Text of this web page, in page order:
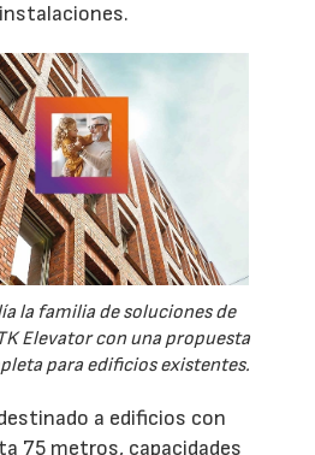
la familia de soluciones de
Elevator con una propuesta
para edificios existentes.
a edificios con
75 metros, capacidades